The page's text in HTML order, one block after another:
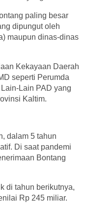
paling besar
dipungut oleh
maupun dinas-dinas
Kekayaan Daerah
seperti Perumda
Lain PAD yang
Kaltim.
dalam 5 tahun
Di saat pandemi
Bontang
di tahun berikutnya,
Rp 245 miliar.